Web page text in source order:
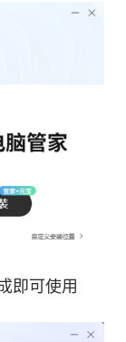
”核“芯”杀
研第二代反
执行技术能
能力。
权威认证“四
即可使用